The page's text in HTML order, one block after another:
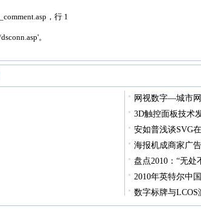
网视数字—城市
3D触控面板技术
安如普浅谈SVG
海报机成商家广
盘点2010：“无处
2010年英特尔中
数字标牌与